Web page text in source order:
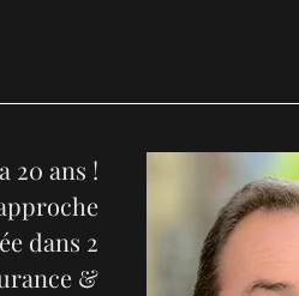
20 ans !
dans 2
&